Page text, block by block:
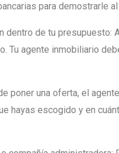
para demostrarle
de tu presupuesto:
Tu agente inmobiliario
poner una oferta, el
hayas escogido y en